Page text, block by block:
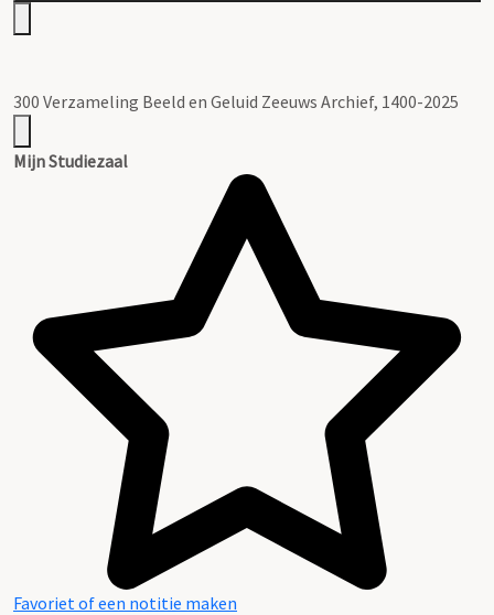
300 Verzameling Beeld en Geluid Zeeuws Archief, 1400-2025
Mijn Studiezaal
Favoriet of een notitie maken